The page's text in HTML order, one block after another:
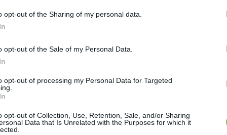
opt-out of the Sharing of my personal data.
opt-out of the Sale of my Personal Data.
opt-out of processing my Personal Data for Targeted
opt-out of Collection, Use, Retention, Sale, and/or Sharing
Data that Is Unrelated with the Purposes for which it
Még egy ideig a Tesla Model Y
lehet a legkelendőbb autó...